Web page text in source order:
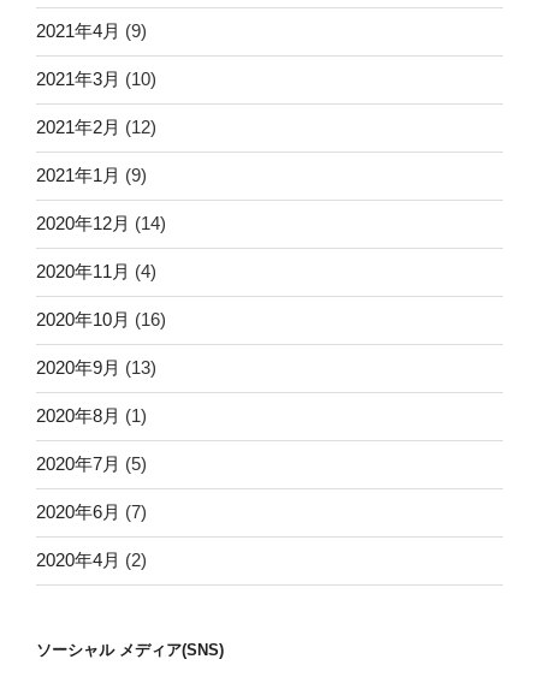
2021年4月 (9)
2021年3月 (10)
2021年2月 (12)
2021年1月 (9)
2020年12月 (14)
2020年11月 (4)
2020年10月 (16)
2020年9月 (13)
2020年8月 (1)
2020年7月 (5)
2020年6月 (7)
2020年4月 (2)
ソーシャル メディア(SNS)